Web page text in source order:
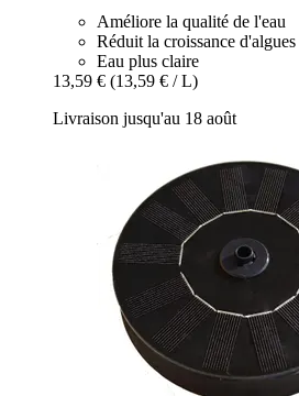
Améliore la qualité de l'eau
Réduit la croissance d'algues
Eau plus claire
13,59 € (13,59 € / L)
Livraison jusqu'au 18 août